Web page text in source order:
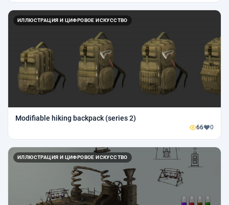
ИЛЛЮСТРАЦИЯ И ЦИФРОВОЕ ИСКУССТВО
Modifiable hiking backpack (series 2)
66 0
ИЛЛЮСТРАЦИЯ И ЦИФРОВОЕ ИСКУССТВО